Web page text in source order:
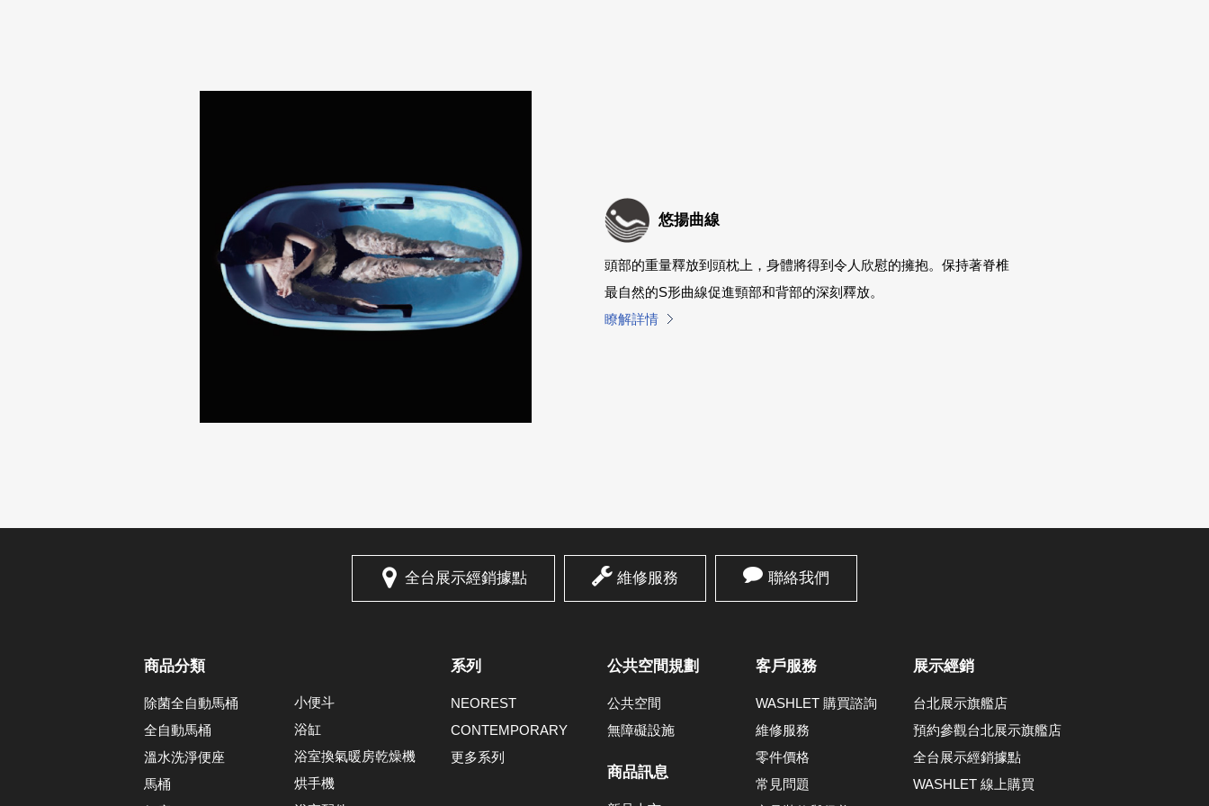
悠揚曲線
頭部的重量釋放到頭枕上，身體將得到令人欣慰的擁抱。保持著脊椎
最自然的S形曲線促進頸部和背部的深刻釋放。
瞭解詳情
全台展示經銷據點 維修服務 聯絡我們
商品分類
除菌全自動馬桶
全自動馬桶
溫水洗淨便座
馬桶
小便斗
浴缸
浴室換氣暖房乾燥機
烘手機
系列
NEOREST
CONTEMPORARY
更多系列
公共空間規劃
公共空間
無障礙設施
商品訊息
客戶服務
WASHLET 購買諮詢
維修服務
零件價格
常見問題
展示經銷
台北展示旗艦店
預約參觀台北展示旗艦店
全台展示經銷據點
WASHLET 線上購買